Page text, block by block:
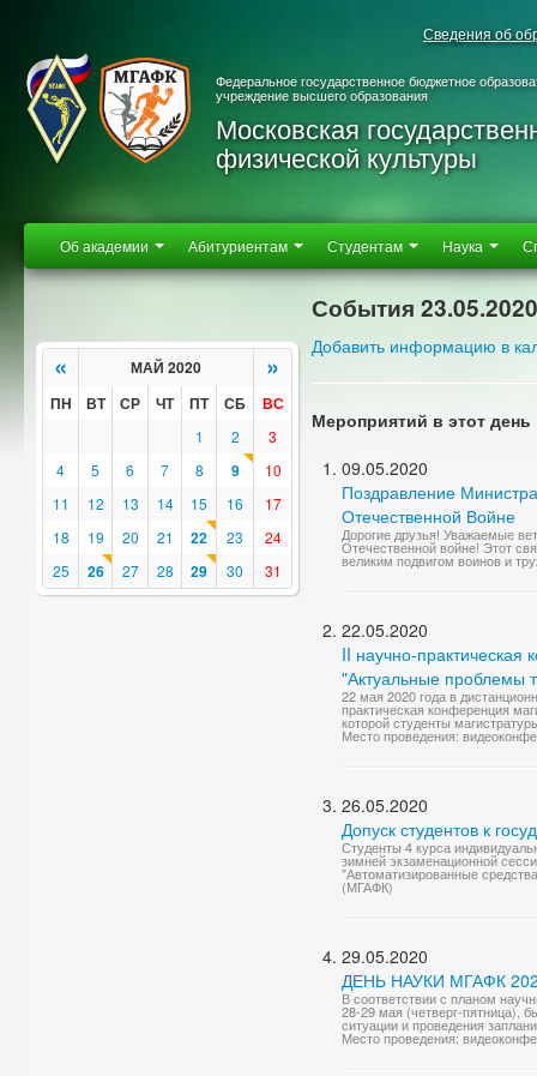
Сведения об
Федеральное государственное бюджетное
учреждение высшего образования
Московская
физической культуры
Об академии Абитуриентам Студентам Наука
« МАЙ 2020 »
ПН ВТ СР ЧТ ПТ СБ ВС
1 2
3
4
5 6 7 8 9
10
11
12 13 14 15 16
17
18
19 20 21 22 23
24
25
26 27 28 29 30 31
События 23.05.2020
Добавить информацию в
Мероприятий в этот день
09.05.2020
Поздравление
Отечественной Войне
Дорогие друзья! Уважаемые
Отечественной войне! Этот
великим подвигом воинов и
22.05.2020
II научно-практическая
"Актуальные проблемы
22 мая 2020 года в
практическая конференция
которой студенты
Место проведения:
26.05.2020
Допуск студентов к
Студенты 4 курса
зимней экзаменационной
"Автоматизированные
(МГАФК)
29.05.2020
ДЕНЬ НАУКИ МГАФК
В соответствии с планом
28-29 мая (четверг-пятница),
ситуации и проведения
Место проведения: